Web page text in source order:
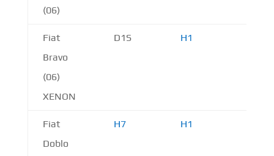
(06)
Fiat
Bravo
(06)
XENON
D1S H1
Fiat
Doblo
H7 H1